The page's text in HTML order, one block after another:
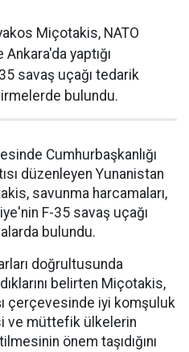
Miçotakis, NATO
yaptığı
savaş uçağı tedarik
bulundu.
Cumhurbaşkanlığı
düzenleyen Yunanistan
savunma harcamaları,
F-35 savaş uçağı
bulundu.
doğrultusunda
belirten Miçotakis,
çerçevesinde iyi komşuluk
ve müttefik ülkelerin
önem taşıdığını